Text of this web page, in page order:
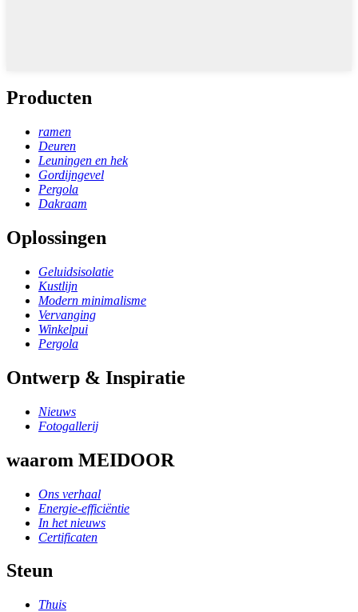
Producten
ramen
Deuren
Leuningen en hek
Gordijngevel
Pergola
Dakraam
Oplossingen
Geluidsisolatie
Kustlijn
Modern minimalisme
Vervanging
Winkelpui
Pergola
Ontwerp & Inspiratie
Nieuws
Fotogallerij
waarom MEIDOOR
Ons verhaal
Energie-efficiëntie
In het nieuws
Certificaten
Steun
Thuis